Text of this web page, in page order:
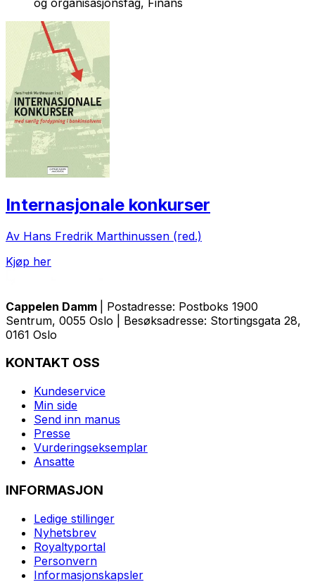
Internasjonale konkurser
Av Hans Fredrik Marthinussen (red.)
Kjøp her
Cappelen Damm
| Postadresse: Postboks 1900
Sentrum, 0055 Oslo | Besøksadresse: Stortingsgata 28,
0161 Oslo
KONTAKT OSS
Kundeservice
Min side
Send inn manus
Presse
Vurderingseksemplar
Ansatte
INFORMASJON
Ledige stillinger
Nyhetsbrev
Royaltyportal
Personvern
Informasjonskapsler